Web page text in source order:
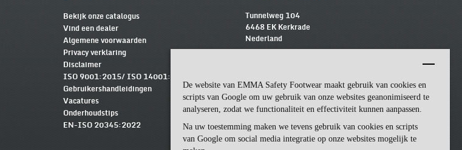
De website van EMMA Safety Footwear maakt gebruik van cookies en
scripts van Google om uw gebruik van onze websites geanonimiseerd te
analyseren, zodat we functionaliteit en effectiviteit kunnen aanpassen.
Na uw toestemming maken we tevens gebruik van cookies en scripts
van Google om social media integratie op onze websites mogelijk te
Bekijk onze catalogus
Vind een dealer
Algemene voorwaarden
Privacy verklaring
Disclaimer
ISO 9001:2015/ ISO 14001:2015
Gebruikershandleidingen
Vacatures
Onderhoudstips
EN-ISO 20345:2022
Tunnelweg 104
6468 EK Kerkrade
Nederland
Emma Safety Footwear BV
BTW -nummer: NL852463509B01
KvK-nummer: 57162581